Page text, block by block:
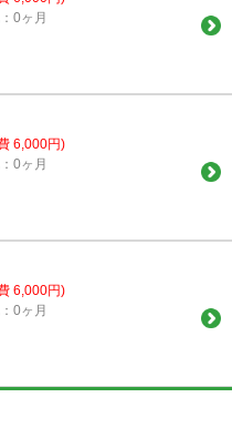
0ヶ月
6,000円)
0ヶ月
6,000円)
0ヶ月